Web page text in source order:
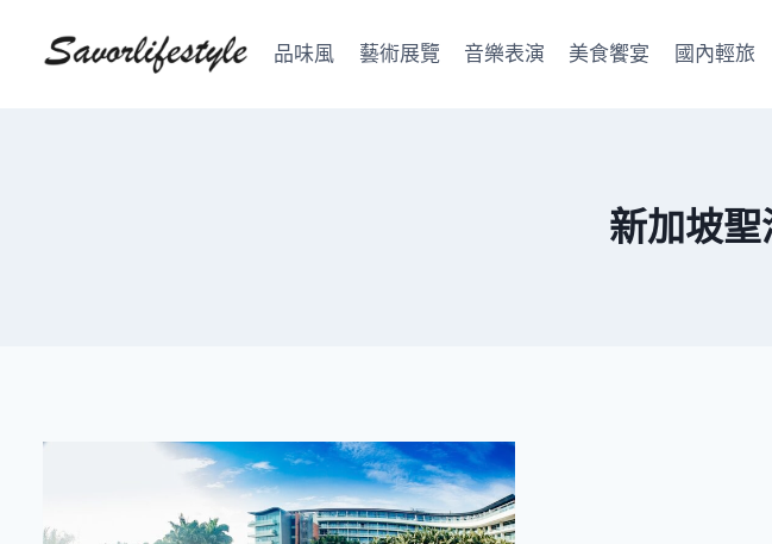
品味風 藝術展覽 音樂表演 美食饗宴 國內輕旅
新加坡